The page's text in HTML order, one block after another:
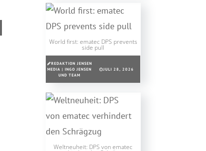
World first: ematec DPS prevents
side pull
REDAKTION JENSEN
MEDIA | INGO JENSEN
UND TEAM
JULI 28, 2026
Weltneuheit: DPS von ematec